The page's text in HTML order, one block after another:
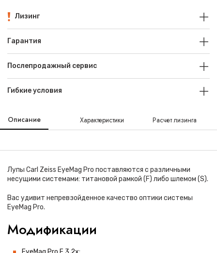
Лизинг
Гарантия
Послепродажный сервис
Гибкие условия
Описание Характеристики Расчет лизинга
Лупы Carl Zeiss EyeMag Pro поставляются с различными
несущими системами: титановой рамкой (F) либо шлемом (S).
Вас удивит непревзойденное качество оптики системы
EyeMag Pro.
Модификации